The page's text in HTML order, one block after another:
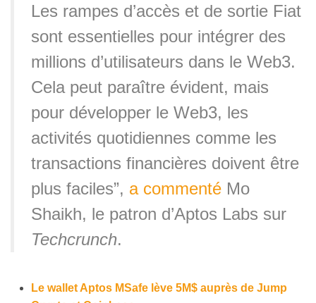
Les rampes d’accès et de sortie Fiat
sont essentielles pour intégrer des
millions d’utilisateurs dans le Web3.
Cela peut paraître évident, mais
pour développer le Web3, les
activités quotidiennes comme les
transactions financières doivent être
plus faciles”, a commenté Mo
Shaikh, le patron d’Aptos Labs sur
Techcrunch.
Le wallet Aptos MSafe lève 5M$ auprès de Jump